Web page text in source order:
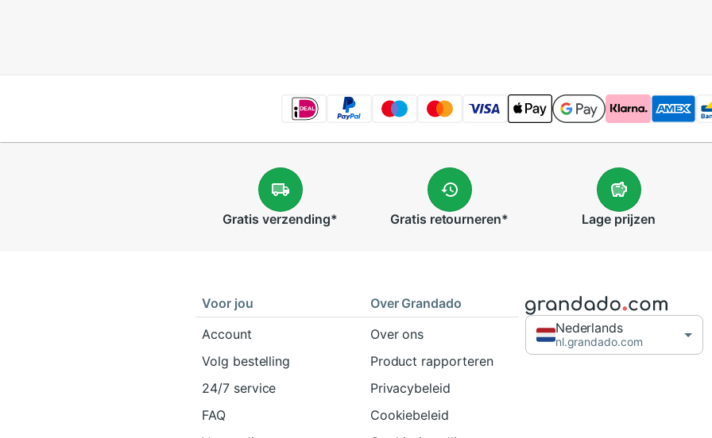
Gratis verzending* Gratis retourneren* Lage prijzen
Voor jou
Account
Volg bestelling
24/7 service
FAQ
Over Grandado
Over ons
Product rapporteren
Privacybeleid
Cookiebeleid
Nederlands
nl.grandado.com